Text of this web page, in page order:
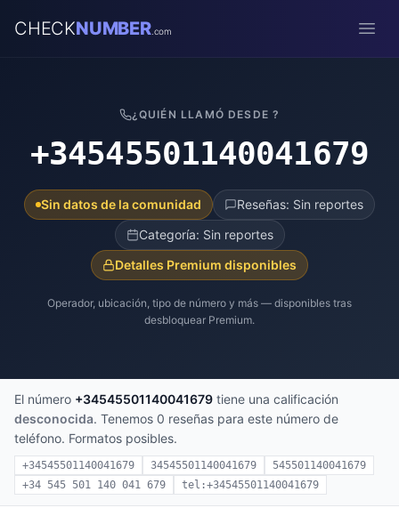
CHECKNUMBER.com
¿QUIÉN LLAMÓ DESDE ?
+34545501140041679
Sin datos de la comunidad
Reseñas: Sin reportes
Categoría: Sin reportes
Detalles Premium disponibles
Operador, ubicación, tipo de número y más — disponibles tras
desbloquear Premium.
El número +34545501140041679 tiene una calificación
desconocida. Tenemos 0 reseñas para este número de
teléfono. Formatos posibles.
+34545501140041679 34545501140041679
545501140041679
+34 545 501 140 041 679
tel:+34545501140041679